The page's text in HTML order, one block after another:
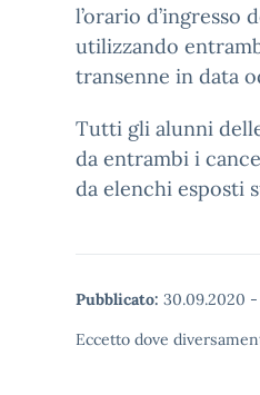
l’orario d’ingresso
utilizzando
transenne in data
Tutti gli alunni
da entrambi i
da elenchi esposti
Pubblicato: 30.09.2020 -
Eccetto dove